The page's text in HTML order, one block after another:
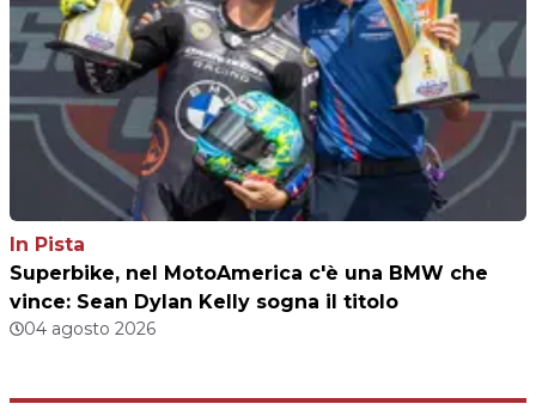
In Pista
Superbike, nel MotoAmerica c'è una BMW che
vince: Sean Dylan Kelly sogna il titolo
04 agosto 2026